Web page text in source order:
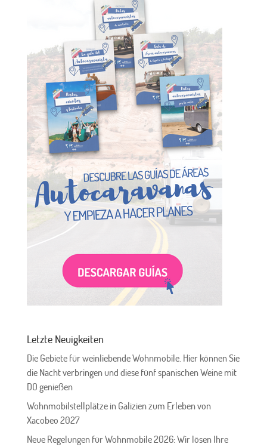
Letzte Neuigkeiten
Die Gebiete für weinliebende Wohnmobile. Hier können Sie
die Nacht verbringen und diese fünf spanischen Weine mit
DO genießen
Wohnmobilstellplätze in Galizien zum Erleben von
Xacobeo 2027
Neue Regelungen für Wohnmobile 2026: Wir lösen Ihre